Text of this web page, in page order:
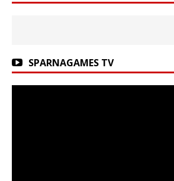
SPARNAGAMES TV